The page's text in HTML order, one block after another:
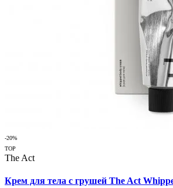
-20%
TOP
The Act
Крем для тела с грушей The Act